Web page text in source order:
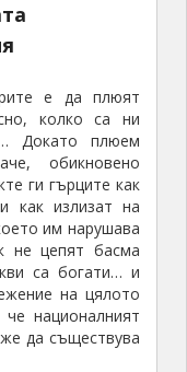
е да плюят
колко са ни
Докато плюем
обикновено
ги гърците как
как излизат на
им нарушава
не цепят басма
са богати… и
на цялото
националният
да съществува